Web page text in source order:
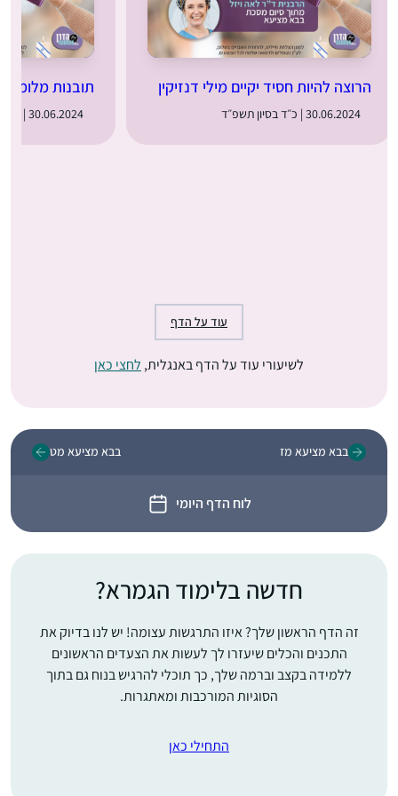
הרוצה להיות חסיד יקיים מילי דנזיקין
30.06.2024 | כ״ד בסיון תשפ״ד
תובנות
30.06.2024 | כ״ד בסיון תשפ״ד
עוד על הדף
לשיעורי עוד על הדף באנגלית, לחצי כאן
בבא מציעא מז
לוח הדף היומי
בבא מציעא מט
חדשה בלימוד הגמרא?
זה הדף הראשון שלך? איזו התרגשות עצומה! יש לנו בדיוק את
התכנים והכלים שיעזרו לך לעשות את הצעדים הראשונים
ללמידה בקצב וברמה שלך, כך תוכלי להרגיש בנוח גם בתוך
הסוגיות המורכבות ומאתגרות.
התחילי כאן